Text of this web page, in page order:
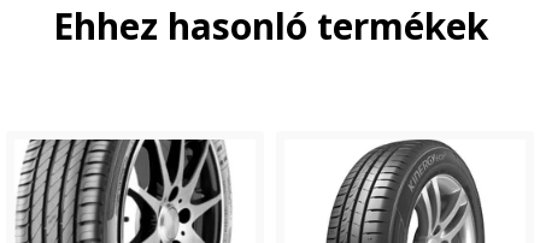
Ehhez hasonló termékek